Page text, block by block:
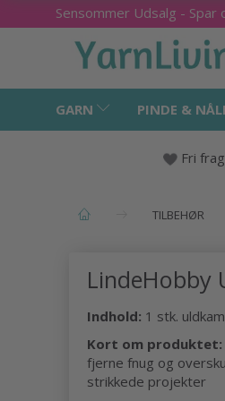
Sensommer Udsalg - Spar
GARN PINDE &
Fri
TILBEHØR
LindeHobby
Indhold: 1 stk.
Kort om produktet:
fjerne fnug og
strikkede projekter